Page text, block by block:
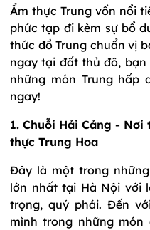
Ẩm thực Trung vốn nổi
phức tạp đi kèm sự bổ
thức đồ Trung chuẩn vị
ngay tại đất thủ đô,
những món Trung hấp
ngay!
1. Chuỗi Hải Cảng -
thực Trung Hoa
Đây là một trong
lớn nhất tại Hà Nội với
trọng, quý phái. Đến
mình trong những